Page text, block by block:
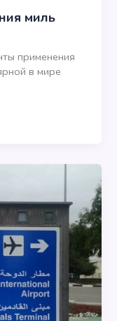
миль
применения
в мире